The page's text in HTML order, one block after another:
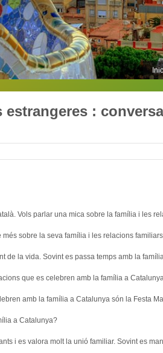
:
Vols parlar una mica sobre la família i les
sobre la seva família i les relacions
de la vida. Sovint es passa temps amb la
que es celebren amb la família a
amb la família a Catalunya són la Festa
a Catalunya?
i es valora molt la unió familiar. Sovint es